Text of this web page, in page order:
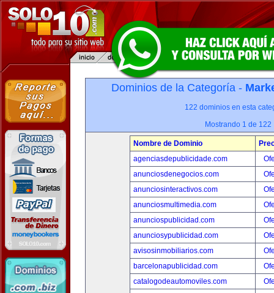
Dominios de la Categoría -
122 dominios en esta
Mostrando 1 de 122
Nombre de Dominio
agenciasdepublicidade.com
anunciosdenegocios.com
anunciosinteractivos.com
anunciosmultimedia.com
anunciospublicidad.com
anunciosypublicidad.com
avisosinmobiliarios.com
barcelonapublicidad.com
catalogodeautomoviles.com